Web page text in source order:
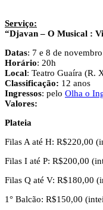
Serviço:
“Djavan – O Musical :
Datas: 7 e 8 de novembro
Horário: 20h
Local: Teatro Guaíra (R.
Classificação: 12 anos
Ingressos: pelo Olha o
Valores:
Plateia
Filas A até H: R$220,00
Filas I até P: R$200,00
Filas Q até V: R$180,00
1° Balcão: R$150,00